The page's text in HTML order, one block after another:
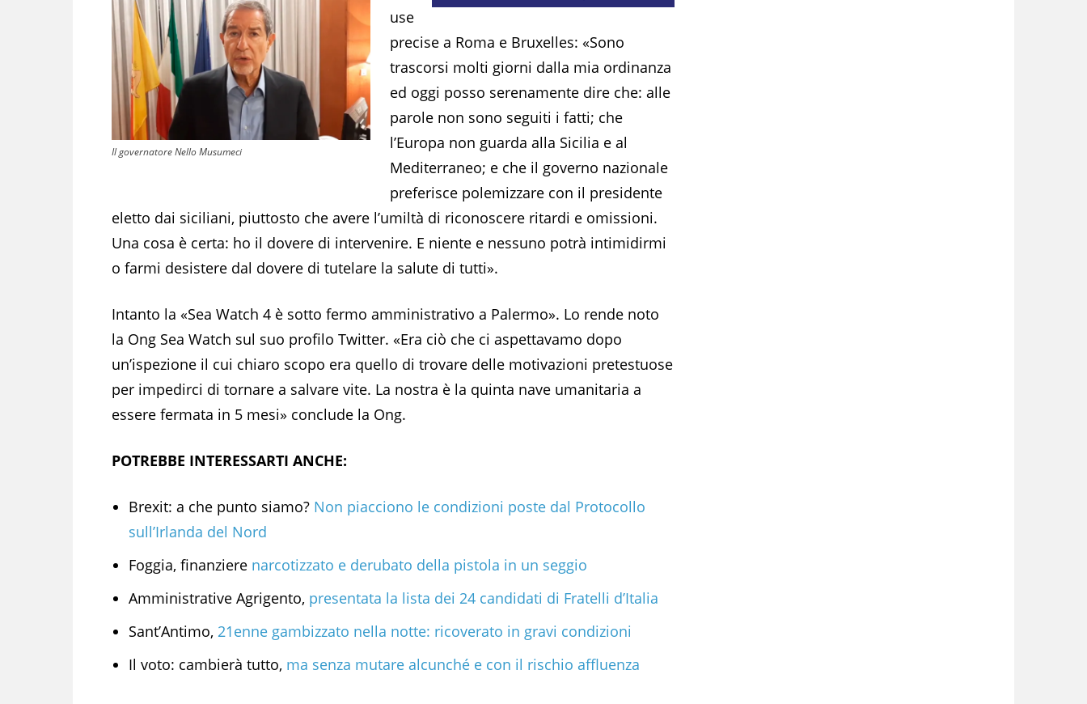
Il governatore Nello Musumeci
use
precise a Roma e Bruxelles: «Sono
trascorsi molti giorni dalla mia ordinanza
ed oggi posso serenamente dire che: alle
parole non sono seguiti i fatti; che
l’Europa non guarda alla Sicilia e al
Mediterraneo; e che il governo nazionale
preferisce polemizzare con il presidente
eletto dai siciliani, piuttosto che avere l’umiltà di riconoscere ritardi e omissioni.
Una cosa è certa: ho il dovere di intervenire. E niente e nessuno potrà intimidirmi
o farmi desistere dal dovere di tutelare la salute di tutti».
Intanto la «Sea Watch 4 è sotto fermo amministrativo a Palermo». Lo rende noto
la Ong Sea Watch sul suo profilo Twitter. «Era ciò che ci aspettavamo dopo
un’ispezione il cui chiaro scopo era quello di trovare delle motivazioni pretestuose
per impedirci di tornare a salvare vite. La nostra è la quinta nave umanitaria a
essere fermata in 5 mesi» conclude la Ong.
POTREBBE INTERESSARTI ANCHE:
Brexit: a che punto siamo? Non piacciono le condizioni poste dal Protocollo
sull’Irlanda del Nord
Foggia, finanziere narcotizzato e derubato della pistola in un seggio
Amministrative Agrigento, presentata la lista dei 24 candidati di Fratelli d’Italia
Sant’Antimo, 21enne gambizzato nella notte: ricoverato in gravi condizioni
Il voto: cambierà tutto, ma senza mutare alcunché e con il rischio affluenza